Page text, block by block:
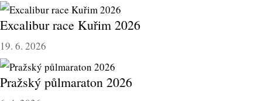
Excalibur race Kuřim 2026
19. 6. 2026
Pražský půlmaraton 2026